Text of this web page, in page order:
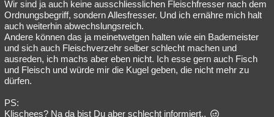
Wir sind ja auch keine ausschliesslichen Fleischfresser nach dem
Ordnungsbegriff, sondern Allesfresser. Und ich ernähre mich halt
auch weiterhin abwechslungsreich.
Andere können das ja meinetwetgen halten wie ein Bademeister
und sich auch Fleischverzehr selber schlecht machen und
ausreden, ich machs aber eben nicht. Ich esse gern auch Fisch
und Fleisch und würde mir die Kugel geben, die nicht mehr zu
dürfen.
PS:
Klischees? Na da bist Du aber schlecht informiert..